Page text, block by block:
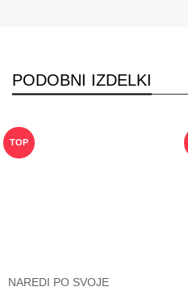
PODOBNI IZDELKI
TOP
NAREDI PO SVOJE